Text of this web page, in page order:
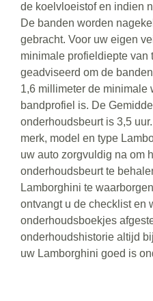
de koelvloeistof en indien
De banden worden
gebracht. Voor uw eigen
minimale profieldiepte van
geadviseerd om de
1,6 millimeter de minimale
bandprofiel is. De
onderhoudsbeurt is 3,5
merk, model en type
uw auto zorgvuldig na om
onderhoudsbeurt te
Lamborghini te
ontvangt u de checklist en
onderhoudsboekjes
onderhoudshistorie altijd
uw Lamborghini goed is